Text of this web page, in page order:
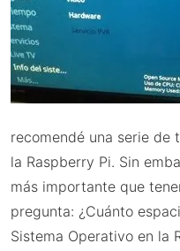
recomendé una serie de
la Raspberry Pi. Sin
más importante que
pregunta: ¿Cuánto
Sistema Operativo en la